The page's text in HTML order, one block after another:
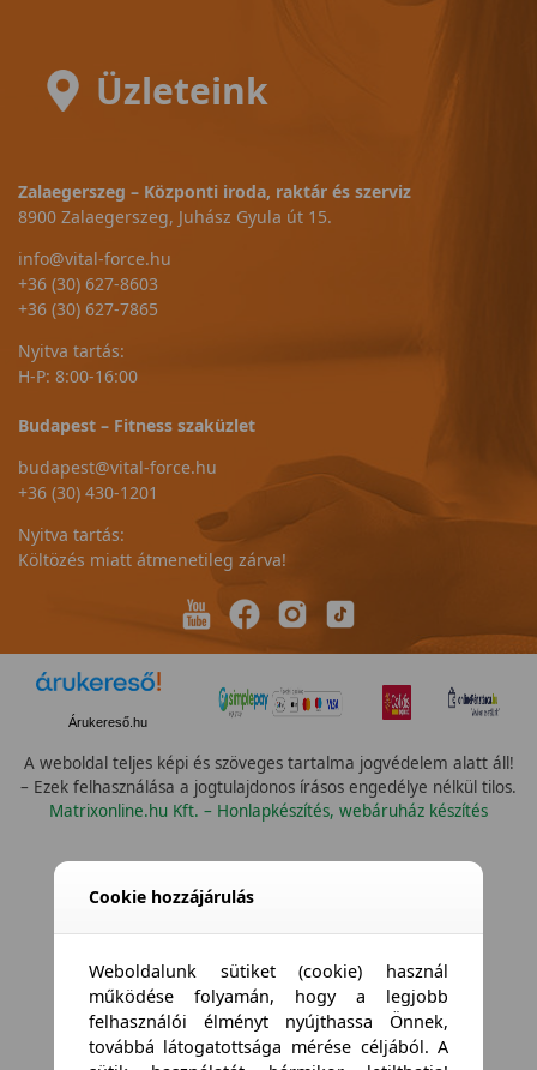
Üzleteink
Zalaegerszeg – Központi iroda, raktár és szerviz
8900 Zalaegerszeg, Juhász Gyula út 15.
info@vital-force.hu
+36 (30) 627-8603
+36 (30) 627-7865
Nyitva tartás:
H-P: 8:00-16:00
Budapest – Fitness szaküzlet
budapest@vital-force.hu
+36 (30) 430-1201
Nyitva tartás:
Költözés miatt átmenetileg zárva!
Árukereső.hu
A weboldal teljes képi és szöveges tartalma jogvédelem alatt áll!
– Ezek felhasználása a jogtulajdonos írásos engedélye nélkül tilos.
Matrixonline.hu Kft. – Honlapkészítés, webáruház készítés
Cookie hozzájárulás
Weboldalunk sütiket (cookie) használ
működése folyamán, hogy a legjobb
felhasználói élményt nyújthassa Önnek,
továbbá látogatottsága mérése céljából. A
Összes vízállóság